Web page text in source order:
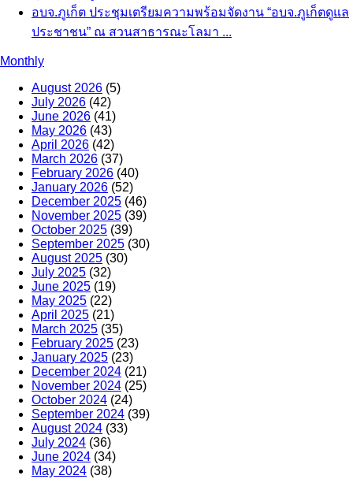
อบจ.ภูเก็ต ประชุมเตรียมความพร้อมจัดงาน “อบจ.ภูเก็ตดูแล
ประชาชน” ณ สวนสาธารณะโลมา ...
Monthly
August 2026 (5)
July 2026 (42)
June 2026 (41)
May 2026 (43)
April 2026 (42)
March 2026 (37)
February 2026 (40)
January 2026 (52)
December 2025 (46)
November 2025 (39)
October 2025 (39)
September 2025 (30)
August 2025 (30)
July 2025 (32)
June 2025 (19)
May 2025 (22)
April 2025 (21)
March 2025 (35)
February 2025 (23)
January 2025 (23)
December 2024 (21)
November 2024 (25)
October 2024 (24)
September 2024 (39)
August 2024 (33)
July 2024 (36)
June 2024 (34)
May 2024 (38)